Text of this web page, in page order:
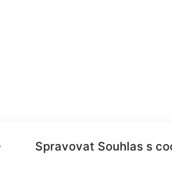
Spravovat Souhlas s